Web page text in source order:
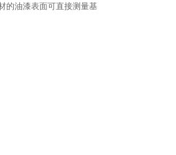
的油漆表面可直接测量基